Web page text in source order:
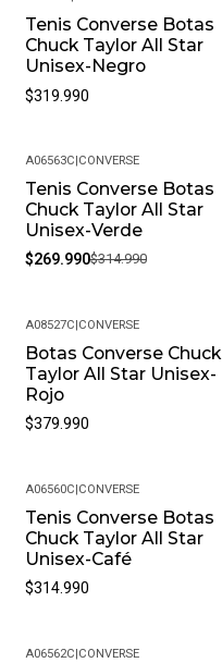
Tenis Converse Botas
Chuck Taylor All Star
Unisex-Negro
$319.990
-14%
A06563C CONVERSE
Tenis Converse Botas
Chuck Taylor All Star
Unisex-Verde
$269.990$314.990
A08527C CONVERSE
Botas Converse Chuck
Taylor All Star Unisex-
Rojo
$379.990
A06560C CONVERSE
Tenis Converse Botas
Chuck Taylor All Star
Unisex-Café
$314.990
A06562C CONVERSE